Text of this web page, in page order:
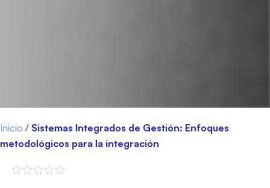
Inicio / Sistemas Integrados de Gestión: Enfoques
metodológicos para la integración